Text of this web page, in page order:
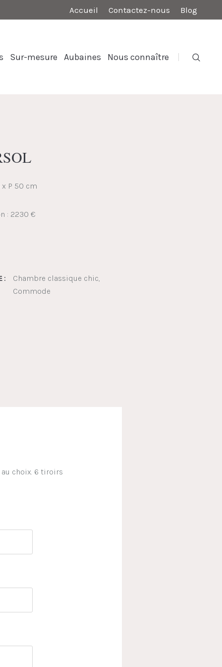
Accueil Contactez-nous Blog
Sur-mesure Aubaines Nous connaître
x P 50 cm
: 2230 €
:
Chambre classique chic
Commode
choix. 6 tiroirs